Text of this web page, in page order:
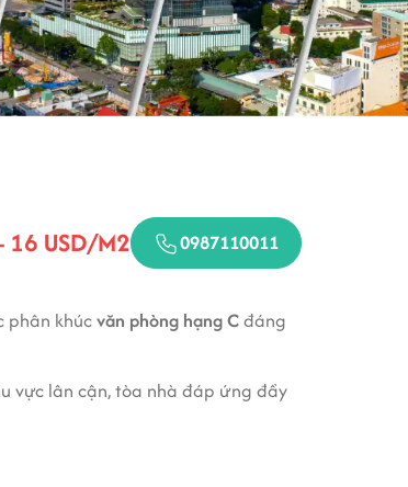
16 USD/M2 0987110011
phân khúcvăn phòng hạng Cđáng
vực lân cận, tòa nhà đáp ứng đầy